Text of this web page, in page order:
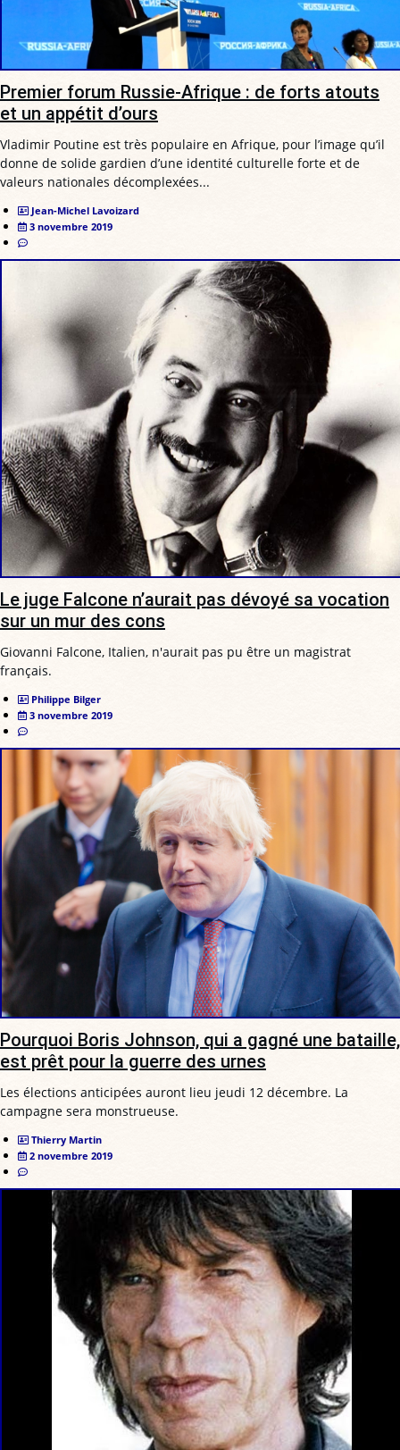
Premier forum Russie-Afrique : de forts atouts
et un appétit d’ours
Vladimir Poutine est très populaire en Afrique, pour l’image qu’il
donne de solide gardien d’une identité culturelle forte et de
valeurs nationales décomplexées...
Jean-Michel Lavoizard
3 novembre 2019
Le juge Falcone n’aurait pas dévoyé sa vocation
sur un mur des cons
Giovanni Falcone, Italien, n'aurait pas pu être un magistrat
français.
Philippe Bilger
3 novembre 2019
Pourquoi Boris Johnson, qui a gagné une bataille,
est prêt pour la guerre des urnes
Les élections anticipées auront lieu jeudi 12 décembre. La
campagne sera monstrueuse.
Thierry Martin
2 novembre 2019